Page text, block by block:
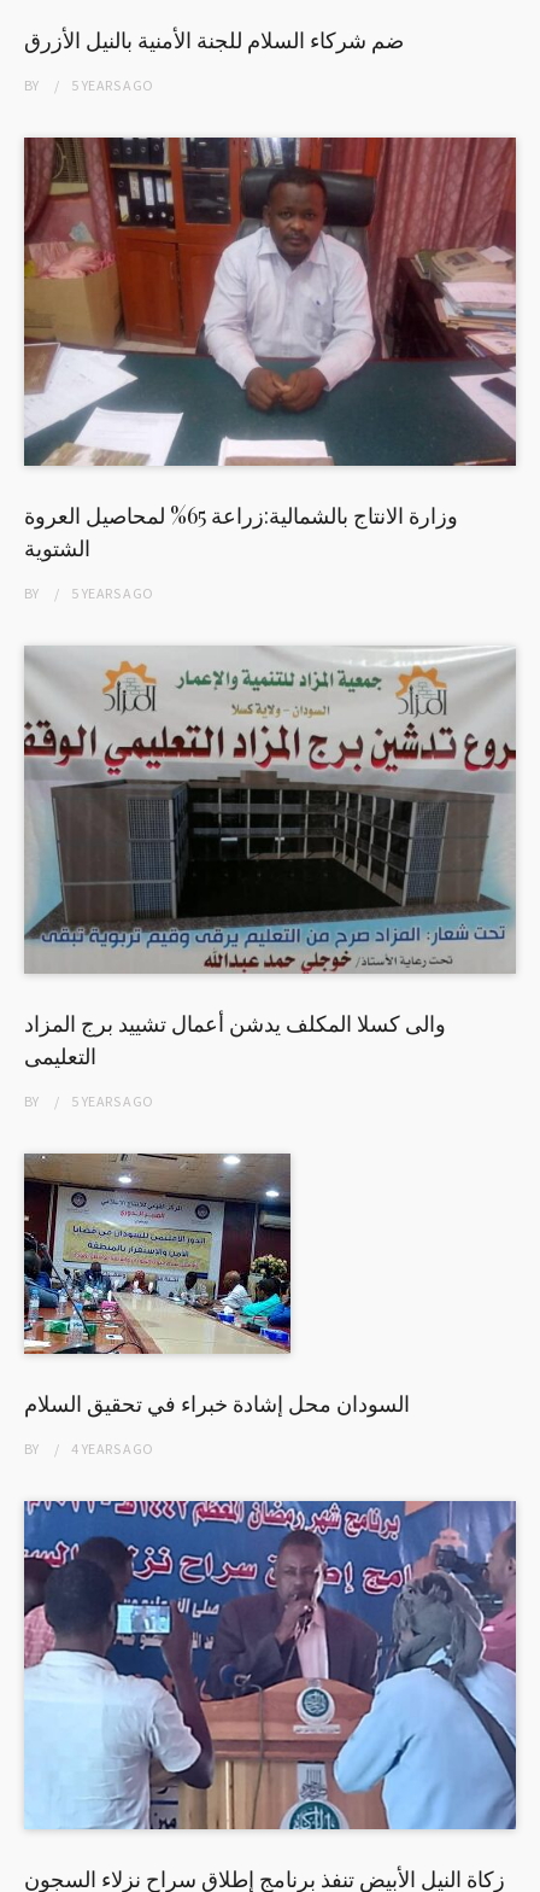
ضم شركاء السلام للجنة الأمنية بالنيل الأزرق
BY 5 YEARSAGO
وزارة الانتاج بالشمالية:زراعة 65% لمحاصيل العروة
الشتوية
BY 5 YEARSAGO
والى كسلا المكلف يدشن أعمال تشييد برج المزاد
التعليمى
BY 5 YEARSAGO
السودان محل إشادة خبراء في تحقيق السلام
BY 4 YEARSAGO
زكاة النيل الأبيض تنفذ برنامج إطلاق سراح نزلاء السجون